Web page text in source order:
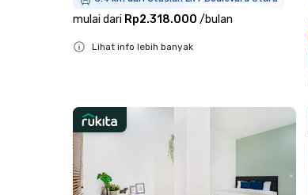
mulai dari Rp2.318.000 /bulan
Lihat info lebih banyak